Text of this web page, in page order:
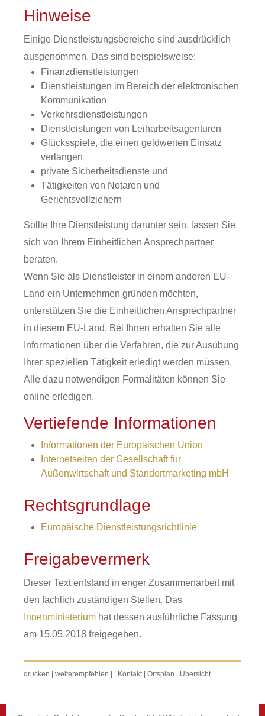
Hinweise
Einige Dienstleistungsbereiche sind ausdrücklich
ausgenommen. Das sind beispielsweise:
Finanzdienstleistungen
Dienstleistungen im Bereich der elektronischen
Kommunikation
Verkehrsdienstleistungen
Dienstleistungen von Leiharbeitsagenturen
Glücksspiele, die einen geldwerten Einsatz
verlangen
private Sicherheitsdienste und
Tätigkeiten von Notaren und
Gerichtsvollziehern
Sollte Ihre Dienstleistung darunter sein, lassen Sie
sich von Ihrem Einheitlichen Ansprechpartner
beraten.
Wenn Sie als Dienstleister in einem anderen EU-
Land ein Unternehmen gründen möchten,
unterstützen Sie die Einheitlichen Ansprechpartner
in diesem EU-Land. Bei Ihnen erhalten Sie alle
Informationen über die Verfahren, die zur Ausübung
Ihrer speziellen Tätigkeit erledigt werden müssen.
Alle dazu notwendigen Formalitäten können Sie
online erledigen.
Vertiefende Informationen
Informationen der Europäischen Union
Internetseiten der Gesellschaft für
Außenwirtschaft und Standortmarketing mbH
Rechtsgrundlage
Europäische Dienstleistungsrichtlinie
Freigabevermerk
Dieser Text entstand in enger Zusammenarbeit mit
den fachlich zuständigen Stellen. Das
Innenministerium hat dessen ausführliche Fassung
am 15.05.2018 freigegeben.
drucken weiterempfehlen Kontakt| Ortsplan Übersicht